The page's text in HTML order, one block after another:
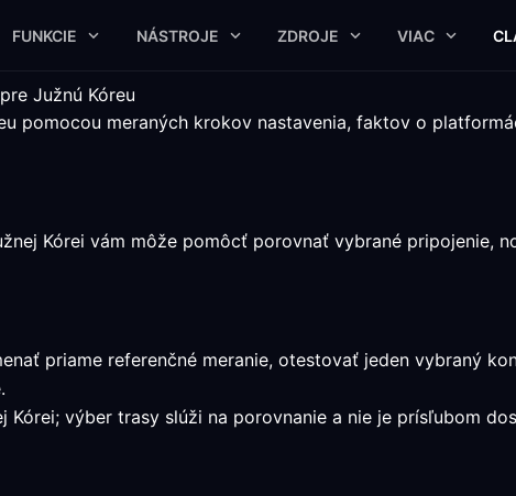
FUNKCIE NÁSTROJE ZDROJE VIAC
Južnú Kóreu
pomocou meraných krokov nastavenia, faktov o
Kórei vám môže pomôcť porovnať vybrané pripojenie,
priame referenčné meranie, otestovať jeden vybraný
Kórei; výber trasy slúži na porovnanie a nie je prísľubom